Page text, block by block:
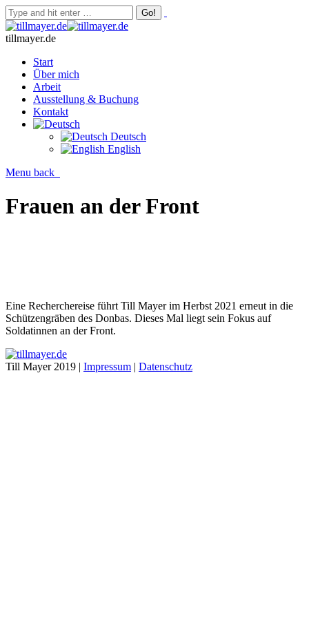
tillmayer.de
Start
Über mich
Arbeit
Ausstellung & Buchung
Kontakt
Deutsch
English
Menu back
Frauen an der Front
Eine Recherchereise führt Till Mayer im Herbst 2021 erneut in die
Schützengräben des Donbas. Dieses Mal liegt sein Fokus auf
Soldatinnen an der Front.
Till Mayer 2019 | Impressum | Datenschutz